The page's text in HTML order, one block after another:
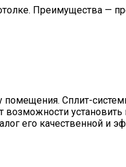
Преимущества —
Сплит-
установить
его качественной и